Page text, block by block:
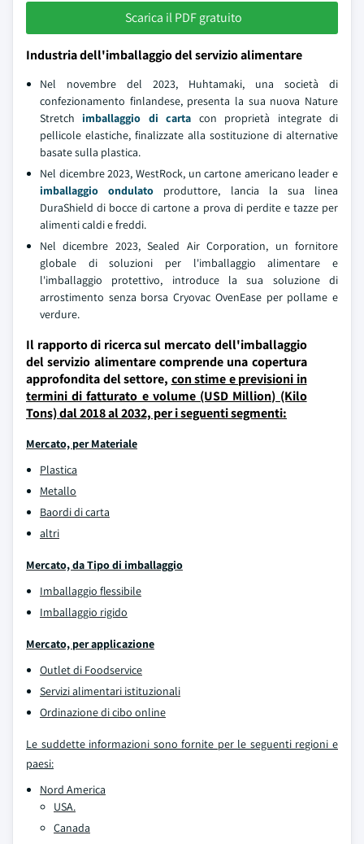
Scarica il PDF gratuito
Industria dell'imballaggio del servizio alimentare
Nel novembre del 2023, Huhtamaki, una società di
confezionamento finlandese, presenta la sua nuova Nature
Stretch imballaggio di carta con proprietà integrate di
pellicole elastiche, finalizzate alla sostituzione di alternative
basate sulla plastica.
Nel dicembre 2023, WestRock, un cartone americano leader e
imballaggio ondulato produttore, lancia la sua linea
DuraShield di bocce di cartone a prova di perdite e tazze per
alimenti caldi e freddi.
Nel dicembre 2023, Sealed Air Corporation, un fornitore
globale di soluzioni per l'imballaggio alimentare e
l'imballaggio protettivo, introduce la sua soluzione di
arrostimento senza borsa Cryovac OvenEase per pollame e
verdure.
Il rapporto di ricerca sul mercato dell'imballaggio
del servizio alimentare comprende una copertura
approfondita del settore, con stime e previsioni in
termini di fatturato e volume (USD Million) (Kilo
Tons) dal 2018 al 2032, per i seguenti segmenti:
Mercato, per Materiale
Plastica
Metallo
Baordi di carta
altri
Mercato, da Tipo di imballaggio
Imballaggio flessibile
Imballaggio rigido
Mercato, per applicazione
Outlet di Foodservice
Servizi alimentari istituzionali
Ordinazione di cibo online
Le suddette informazioni sono fornite per le seguenti regioni e
paesi:
Nord America
USA.
Canada